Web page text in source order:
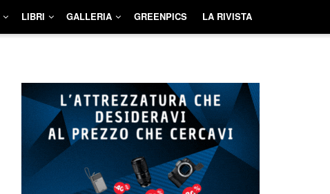
LIBRI GALLERIA GREENPICS LA RIVISTA